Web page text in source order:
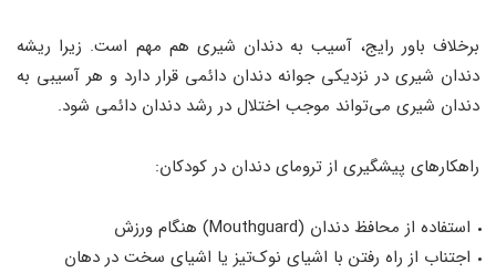
برخلاف باور رایج، آسیب به دندان شیری هم مهم است. زیرا ریشه
دندان شیری در نزدیکی جوانه دندان دائمی قرار دارد و هر آسیبی به
دندان شیری می‌تواند موجب اختلال در رشد دندان دائمی شود.
راهکارهای پیشگیری از ترومای دندان در کودکان:
استفاده از محافظ دندان (Mouthguard) هنگام ورزش
اجتناب از راه رفتن با اشیای نوک‌تیز یا اشیای سخت در دهان